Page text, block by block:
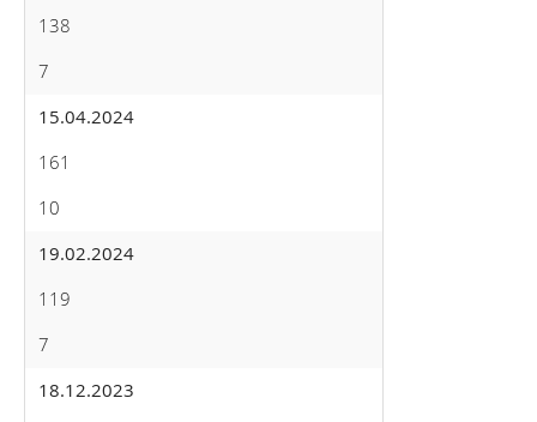
138
7
15.04.2024
161
10
19.02.2024
119
7
18.12.2023